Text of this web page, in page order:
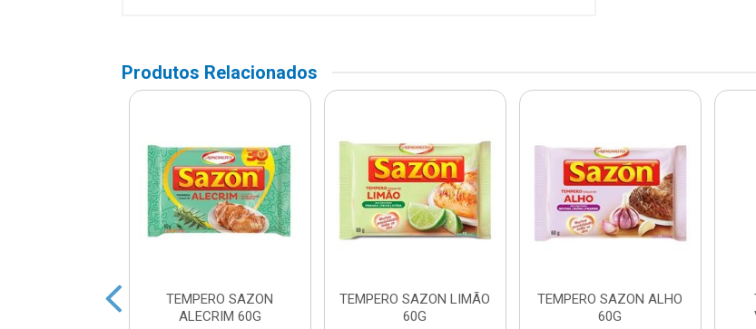
Produtos Relacionados
TEMPERO SAZON
ALECRIM 60G
TEMPERO SAZON LIMÃO
60G
TEMPERO SAZON ALHO
60G